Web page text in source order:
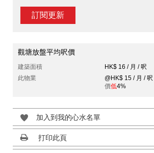
訂閱更新
觀塘放盤平均呎價
建築面積
HK$ 16 / 月 / 呎
此物業
@HK$ 15 / 月 / 呎
價低4%
加入到我的心水名單
打印此頁